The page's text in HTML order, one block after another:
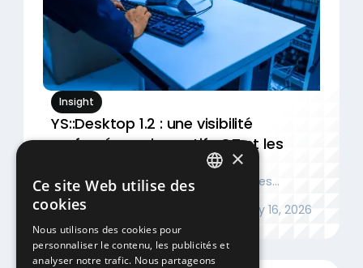
Insight
YS::Desktop 1.2 : une visibilité
renforcée sur les actifs OT et les
Visibilité renforcée et gestion fine des
périphériques
Lire l'article
July 16, 2026
×
Ce site Web utilise des
cookies
Nous utilisons des cookies pour
personnaliser le contenu, les publicités et
analyser notre trafic. Nous partageons